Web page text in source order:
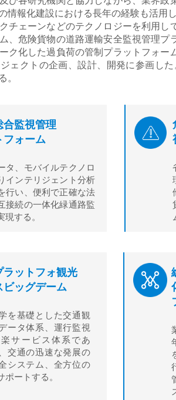
情報化建設における長年の経験も活用
チェーンなどのテクノロジーを利用
、危険貨物の道路運輸安全監視管理
ク化した過負荷の管制プラットフォ
ェクトの企画、設計、開発に参画し
。
合監視管理
フォーム
タ、モバイルテクノロ
インテリジェント分析
行い、便利で正確な法
接続の一体化緑通路監
現する 。
ラットフォ観光
ビッグデーム
を基礎とした交通観
ータ体系、運行監視
サービス体系であ
交通の迅速な発展の
システム、全方位の
ポートする。